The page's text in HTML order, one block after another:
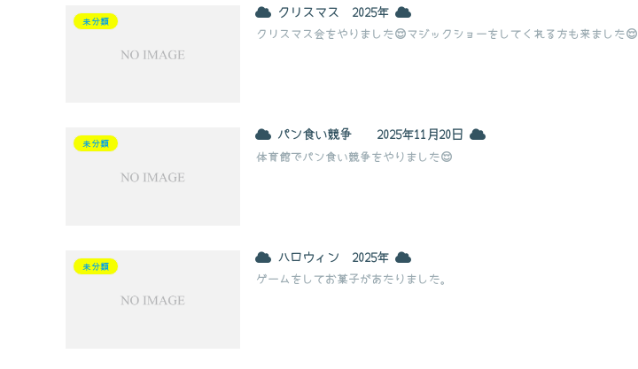
未分類
クリスマス 2025年
クリスマス会をやりました😌マジックショーをしてくれる方も来ました😌
未分類
パン食い競争 2025年11月20日
体育館でパン食い競争をやりました😌
未分類
ハロウィン 2025年
ゲームをしてお菓子があたりました。